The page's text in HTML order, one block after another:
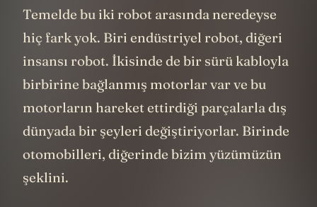
Temelde bu iki robot arasında neredeyse
hiç fark yok. Biri endüstriyel robot, diğeri
insansı robot. İkisinde de bir sürü kabloyla
birbirine bağlanmış motorlar var ve bu
motorların hareket ettirdiği parçalarla dış
dünyada bir şeyleri değiştiriyorlar. Birinde
otomobilleri, diğerinde bizim yüzümüzün
şeklini.